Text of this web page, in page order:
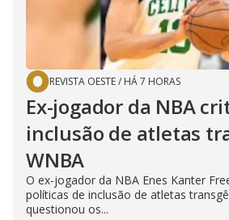
REVISTA OESTE/ HÁ 7 HORAS
Ex-jogador da NBA
inclusão de atletas
WNBA
O ex-jogador da NBA Enes Kanter
políticas de inclusão de atletas
questionou os...